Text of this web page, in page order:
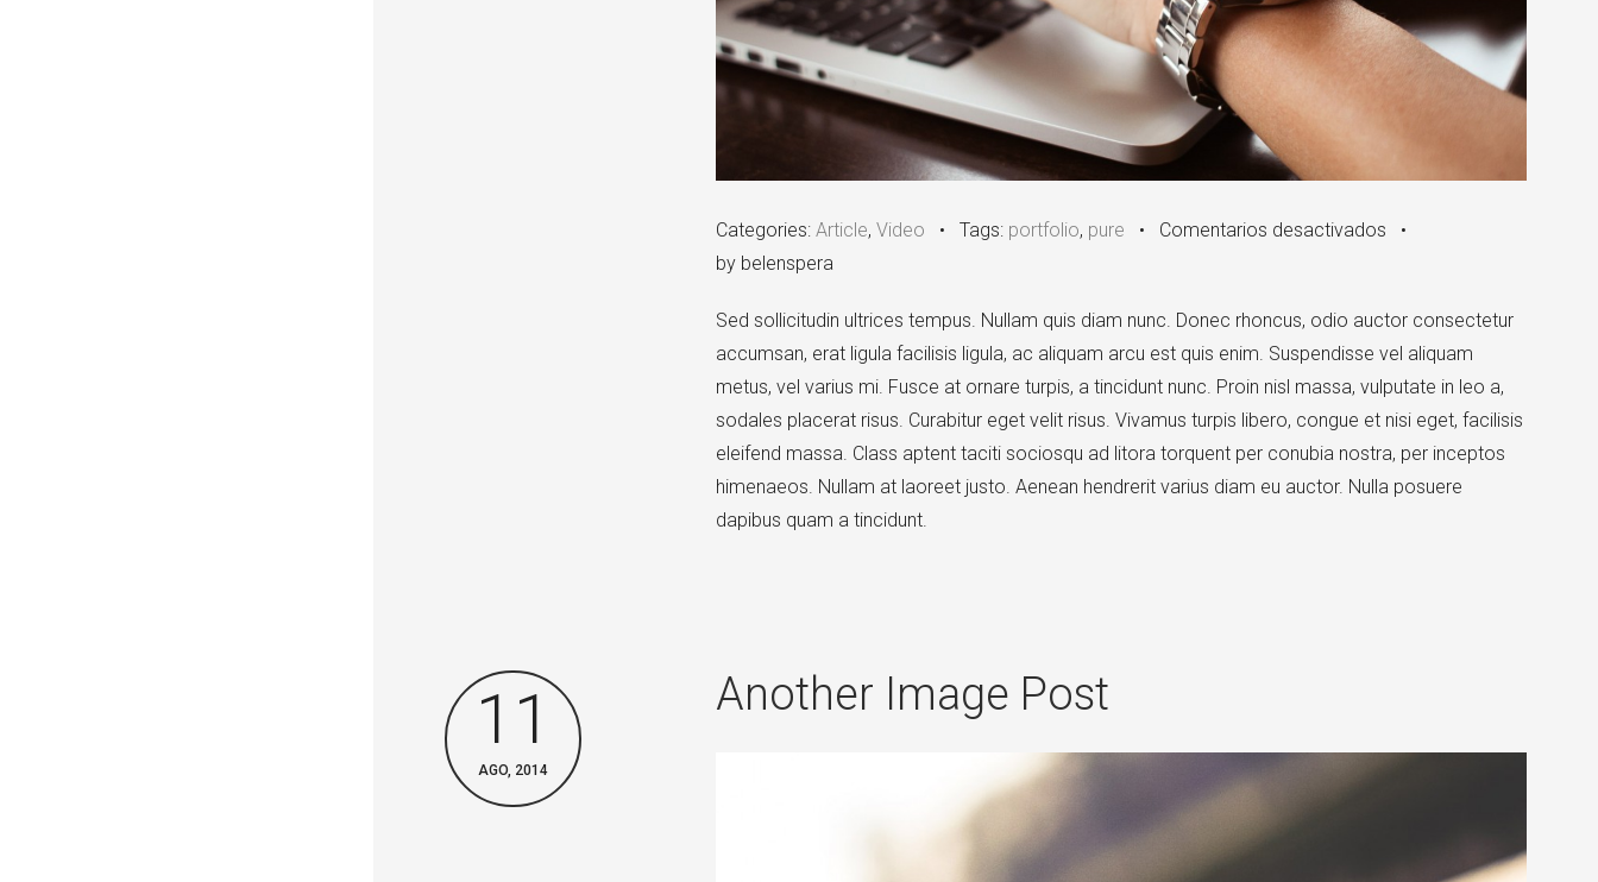
Categories: Article, Video • Tags: portfolio, pure • Comentarios desactivadosen
Post
•
by belenspera
Sed sollicitudin ultrices tempus. Nullam quis diam nunc. Donec rhoncus, odio auctor consectetur
accumsan, erat ligula facilisis ligula, ac aliquam arcu est quis enim. Suspendisse vel aliquam
metus, vel varius mi. Fusce at ornare turpis, a tincidunt nunc. Proin nisl massa, vulputate in leo a,
sodales placerat risus. Curabitur eget velit risus. Vivamus turpis libero, congue et nisi eget, facilisis
eleifend massa. Class aptent taciti sociosqu ad litora torquent per conubia nostra, per inceptos
himenaeos. Nullam at laoreet justo. Aenean hendrerit varius diam eu auctor. Nulla posuere
dapibus quam a tincidunt.
11
AGO, 2014
Another Image Post